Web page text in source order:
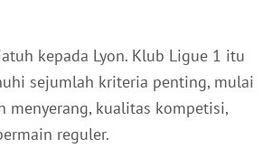
kepada Lyon. Klub Ligue 1 itu
sejumlah kriteria penting, mulai
menyerang, kualitas kompetisi,
reguler.